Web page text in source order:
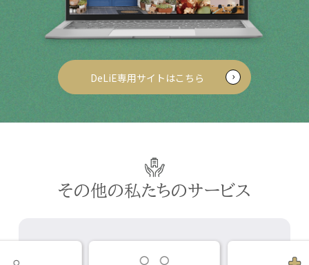
DeLiE専用サイトはこちら
その他の私たちのサービス